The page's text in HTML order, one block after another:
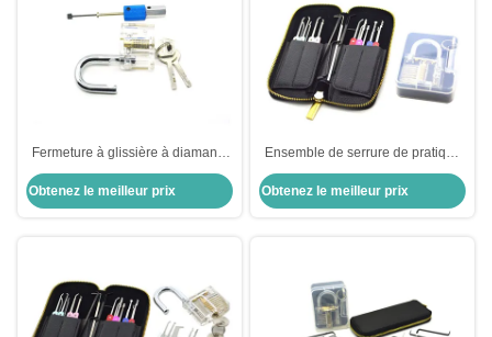
Fermeture à glissière à diamants
transparents, kit de verrouillage à
pick-up, combinaison
d'équipements
Obtenez le meilleur prix
Ensemble de serrure de pratique
en acier inoxydable 22 pièces Kit
de sélection de serrure
automatique Ensemble de
Obtenez le meilleur prix